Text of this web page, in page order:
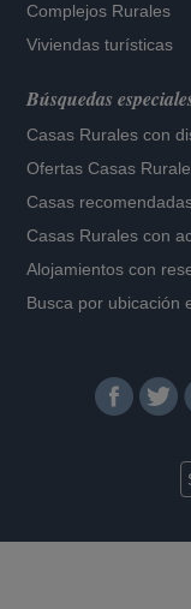
Complejos Rurales
Viviendas turísticas
Búsquedas
Casas Rurales con
Ofertas Casas
Casas
Casas Rurales con
Alojamientos con
Busca por ubicación